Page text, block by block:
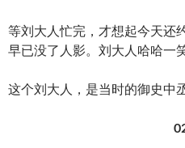
等刘大人忙完，才想起今天还
早已没了人影。刘大人哈哈一
这个刘大人，是当时的御史中